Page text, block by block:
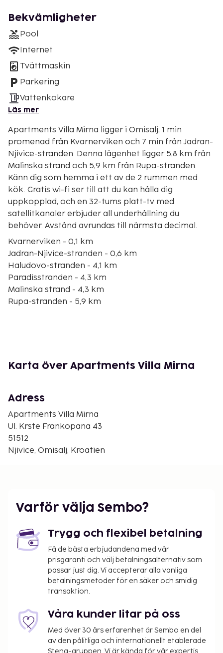
Bekvämligheter
Pool
Internet
Tvättmaskin
Parkering
Vattenkokare
Läs mer
Apartments Villa Mirna ligger i Omisalj, 1 min
promenad från Kvarnerviken och 7 min från Jadran-
Njivice-stranden. Denna lägenhet ligger 5,8 km från
Malinska strand och 5,9 km från Rupa-stranden.
Känn dig som hemma i ett av de 2 rummen med
kök. Gratis wi-fi ser till att du kan hålla dig
uppkopplad, och en 32-tums platt-tv med
satellitkanaler erbjuder all underhållning du
behöver. Avstånd avrundas till närmsta decimal.
Kvarnerviken - 0,1 km
Jadran-Njivice-stranden - 0,6 km
Haludovo-stranden - 4,1 km
Paradisstranden - 4,3 km
Malinska strand - 4,3 km
Rupa-stranden - 5,9 km
Pesja-stranden - 9,1 km
Porat kloster - 9,5 km
Ponikve - 10,6 km
Fumak-krucifixet - 10,8 km
Närmaste flygplatser är:
Rijeka (RJK) - 11,7 km
Pula (PUY) - 138,7 km
gratis wi-fi och utomhusgrill.
på boendet – avgifterna kan inkludera tillämpliga
skatter:
En stadsskatt tas ut av staden och betalas på
boendet. Skatten är säsongsbunden och gäller
inte alltid året om. Undantag från skatten kan
finnas. Kontakta boendet med hjälp av
information.
Stadsskatt: Från 1 oktober till 31 mars, EUR 1.80
per person per natt för vuxna. EUR 0.90 per
Karta över Apartments Villa Mirna
Adress
Apartments Villa Mirna
Ul. Krste Frankopana 43
51512
Njivice, Omisalj, Kroatien
Varför välja Sembo?
Trygg och flexibel betalning
Få de bästa erbjudandena med vår
prisgaranti och välj betalningsalternativ som
passar just dig. Vi accepterar alla vanliga
betalningsmetoder för en säker och smidig
transaktion.
Våra kunder litar på oss
Med över 30 års erfarenhet är Sembo en del
av den pålitliga och internationellt etablerade
Stena-gruppen. Vi är kända för vår expertis,